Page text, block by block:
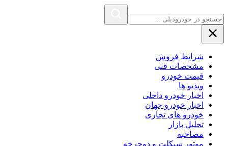
شرایط فروش
مشخصات فنی
قیمت خودرو
ویدیو ها
اخبار خودرو داخلی
اخبار خودرو جهان
خودرو های تجاری
تحلیل بازار
مصاحبه
موتور سیکلت و دوچرخه